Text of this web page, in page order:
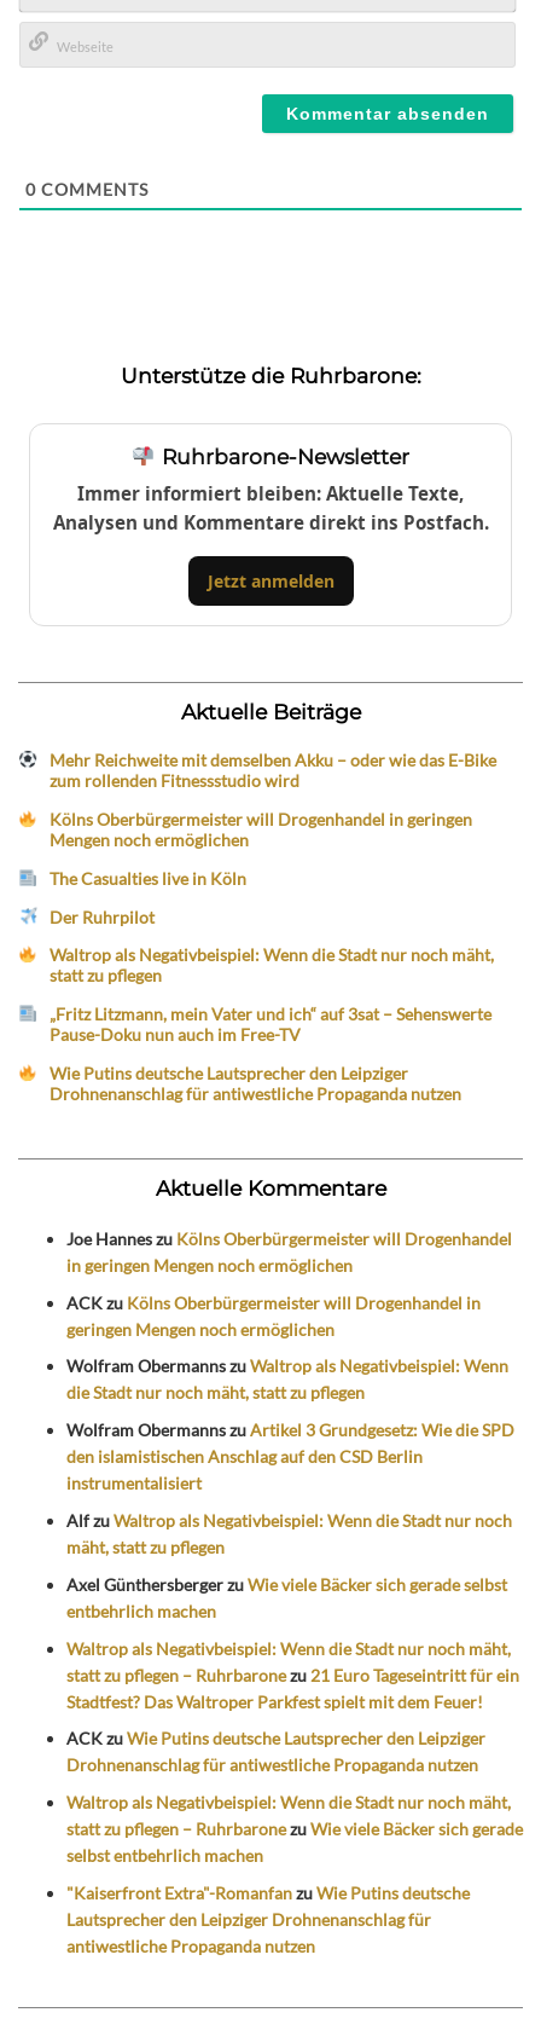
E-
Mail*
0 COMMENTS
Unterstütze die Ruhrbarone:
Ruhrbarone-Newsletter
Immer informiert bleiben: Aktuelle Texte,
Analysen und Kommentare direkt ins Postfach.
Jetzt anmelden
Aktuelle Beiträge
Mehr Reichweite mit demselben Akku – oder wie das E-Bike
zum rollenden Fitnessstudio wird
Kölns Oberbürgermeister will Drogenhandel in geringen
Mengen noch ermöglichen
The Casualties live in Köln
Der Ruhrpilot
Waltrop als Negativbeispiel: Wenn die Stadt nur noch mäht,
statt zu pflegen
„Fritz Litzmann, mein Vater und ich“ auf 3sat – Sehenswerte
Pause-Doku nun auch im Free-TV
Wie Putins deutsche Lautsprecher den Leipziger
Drohnenanschlag für antiwestliche Propaganda nutzen
Aktuelle Kommentare
Joe Hanneszu Kölns Oberbürgermeister will Drogenhandel
in geringen Mengen noch ermöglichen
ACKzu Kölns Oberbürgermeister will Drogenhandel in
geringen Mengen noch ermöglichen
Wolfram ObermannszuWaltrop als Negativbeispiel: Wenn
die Stadt nur noch mäht, statt zu pflegen
Wolfram ObermannszuArtikel 3 Grundgesetz: Wie die SPD
den islamistischen Anschlag auf den CSD Berlin
instrumentalisiert
AlfzuWaltrop als Negativbeispiel: Wenn die Stadt nur noch
mäht, statt zu pflegen
Axel GünthersbergerzuWie viele Bäcker sich gerade selbst
entbehrlich machen
Waltrop als Negativbeispiel: Wenn die Stadt nur noch mäht,
statt zu pflegen – Ruhrbaronezu 21 Euro Tageseintritt für ein
Stadtfest? Das Waltroper Parkfest spielt mit dem Feuer!
ACKzuWie Putins deutsche Lautsprecher den Leipziger
Drohnenanschlag für antiwestliche Propaganda nutzen
Waltrop als Negativbeispiel: Wenn die Stadt nur noch mäht,
statt zu pflegen – RuhrbaronezuWie viele Bäcker sich gerade
selbst entbehrlich machen
"Kaiserfront Extra"-RomanfanzuWie Putins deutsche
Lautsprecher den Leipziger Drohnenanschlag für
antiwestliche Propaganda nutzen